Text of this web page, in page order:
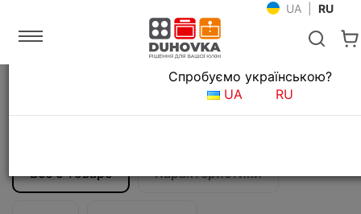
UA RU
Кухонные вытяжки
Вытяжка кухонная Franke Smart Deco
Все о товаре Характеристики
Язык магазина
Спробуємо українською?
UA
RU